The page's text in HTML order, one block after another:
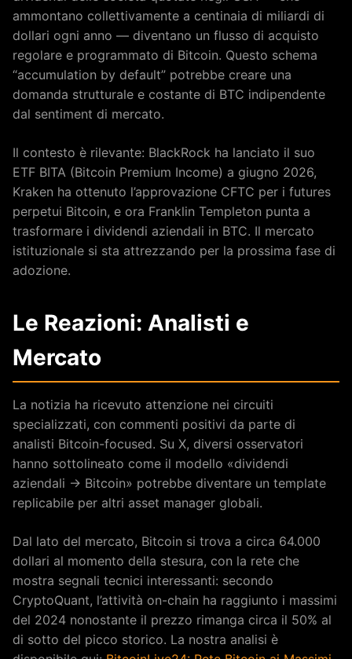
ammontano collettivamente a centinaia di miliardi di
dollari ogni anno — diventano un flusso di acquisto
regolare e programmato di Bitcoin. Questo schema
“accumulation by default” potrebbe creare una
domanda strutturale e costante di BTC indipendente
dal sentiment di mercato.
Il contesto è rilevante: BlackRock ha lanciato il suo
ETF BITA (Bitcoin Premium Income) a giugno 2026,
Kraken ha ottenuto l’approvazione CFTC per i futures
perpetui Bitcoin, e ora Franklin Templeton punta a
trasformare i dividendi aziendali in BTC. Il mercato
istituzionale si sta attrezzando per la prossima fase di
adozione.
Le Reazioni: Analisti e
Mercato
La notizia ha ricevuto attenzione nei circuiti
specializzati, con commenti positivi da parte di
analisti Bitcoin-focused. Su X, diversi osservatori
hanno sottolineato come il modello «dividendi
aziendali → Bitcoin» potrebbe diventare un template
replicabile per altri asset manager globali.
Dal lato del mercato, Bitcoin si trova a circa 64.000
dollari al momento della stesura, con la rete che
mostra segnali tecnici interessanti: secondo
CryptoQuant, l’attività on-chain ha raggiunto i massimi
del 2024 nonostante il prezzo rimanga circa il 50% al
di sotto del picco storico. La nostra analisi è